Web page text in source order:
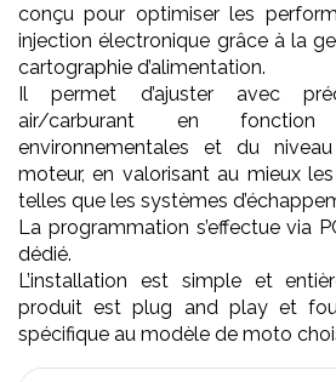
conçu pour optimiser les
injection électronique grâce à la
cartographie d’alimentation.
Il permet d’ajuster avec
air/carburant en
environnementales et du
moteur, en valorisant au mieux
telles que les systèmes
La programmation s’effectue via
dédié.
L’installation est simple et
produit est plug and play et
spécifique au modèle de moto